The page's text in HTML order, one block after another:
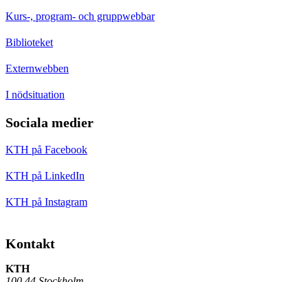
Kurs-, program- och gruppwebbar
Biblioteket
Externwebben
I nödsituation
Sociala medier
KTH på Facebook
KTH på LinkedIn
KTH på Instagram
Kontakt
KTH